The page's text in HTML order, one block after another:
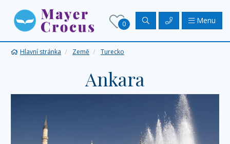
0 Menu
Hlavní stránka Země Turecko
Ankara